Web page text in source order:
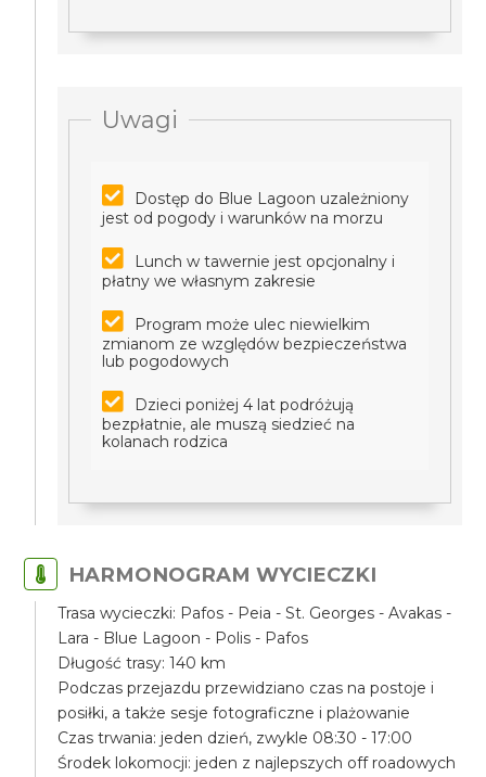
Uwagi
Dostęp do Blue Lagoon uzależniony
jest od pogody i warunków na morzu
Lunch w tawernie jest opcjonalny i
płatny we własnym zakresie
Program może ulec niewielkim
zmianom ze względów bezpieczeństwa
lub pogodowych
Dzieci poniżej 4 lat podróżują
bezpłatnie, ale muszą siedzieć na
kolanach rodzica
HARMONOGRAM WYCIECZKI
Trasa wycieczki: Pafos - Peia - St. Georges - Avakas -
Lara - Blue Lagoon - Polis - Pafos
Długość trasy: 140 km
Podczas przejazdu przewidziano czas na postoje i
posiłki, a także sesje fotograficzne i plażowanie
Czas trwania: jeden dzień, zwykle 08:30 - 17:00
Środek lokomocji: jeden z najlepszych off roadowych